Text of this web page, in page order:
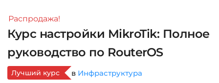
Распродажа!
Курс настройки MikroTik: Полное
руководство по RouterOS
Лучший курс в Инфраструктура